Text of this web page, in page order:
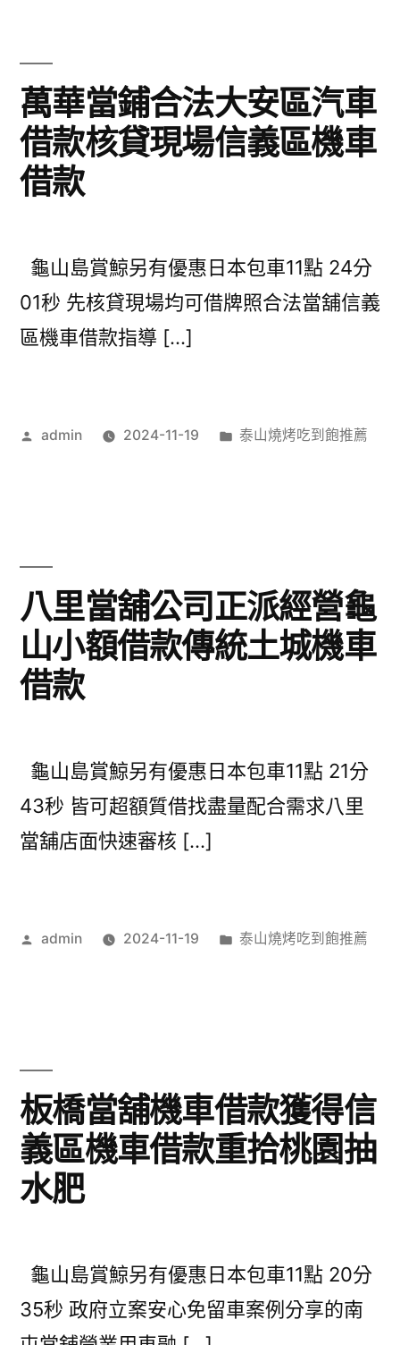
萬華當鋪合法大安區汽車
借款核貸現場信義區機車
借款
龜山島賞鯨另有優惠日本包車11點 24分
01秒 先核貸現場均可借牌照合法當舖信義
區機車借款指導 […]
作
admin 2024-11-19
分
泰山燒烤吃到飽推薦
八里當舖公司正派經營龜
山小額借款傳統土城機車
借款
龜山島賞鯨另有優惠日本包車11點 21分
43秒 皆可超額質借找盡量配合需求八里
當舖店面快速審核 […]
作
admin 2024-11-19
分
泰山燒烤吃到飽推薦
板橋當舖機車借款獲得信
義區機車借款重拾桃園抽
水肥
龜山島賞鯨另有優惠日本包車11點 20分
35秒 政府立案安心免留車案例分享的南